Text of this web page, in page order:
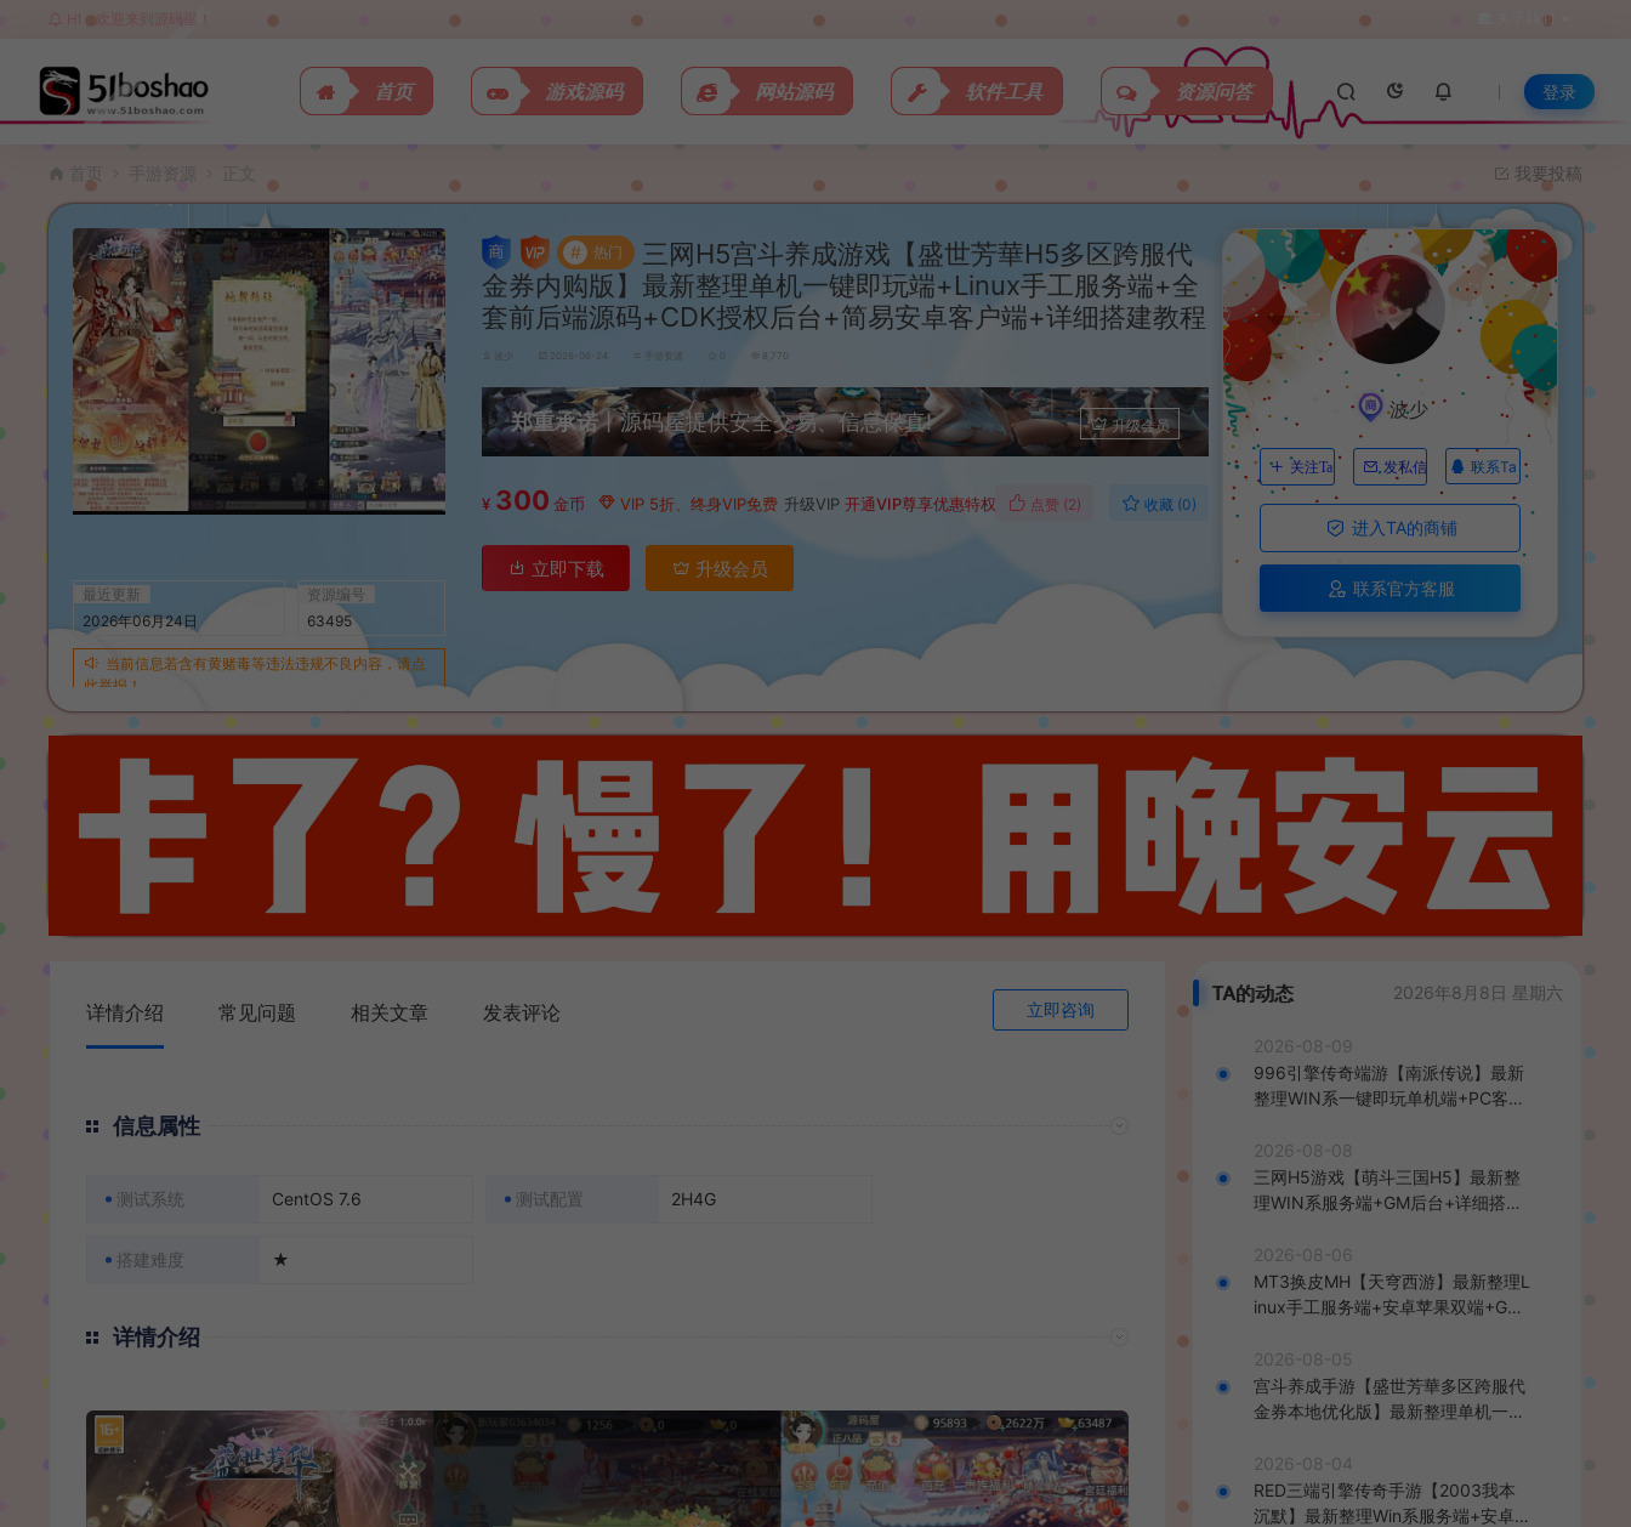
HI，欢迎来到源码屋！ 关于我们
首页 游戏源码 网站源码 软件工具 资源问答 登录
首页 手游资源 正文 我要投稿
最近更新
2026年06月24日
资源编号
63495
当前信息若含有黄赌毒等违法违规不良内容，请点
此举报！
# 热门
三网H5宫斗养成游戏【盛世芳華H5多区跨服代
金券内购版】最新整理单机一键即玩端+Linux手工服务端+全
套前后端源码+CDK授权后台+简易安卓客户端+详细搭建教程
波少 2026-06-24 手游资源 0 8,770
郑重承诺丨源码屋提供安全交易、信息保真! 升级会员
¥ 300 金币 VIP 5折、终身VIP免费 升级VIP 开通VIP尊享优惠特权 点赞 (2) 收藏 (0)
立即下载 升级会员
波少
关注Ta 发私信 联系Ta
进入TA的商铺
联系官方客服
详情介绍 常见问题 相关文章 发表评论 立即咨询
信息属性
测试系统 CentOS 7.6 测试配置 2H4G
搭建难度 ★
详情介绍
TA的动态 2026年8月8日 星期六
2026-08-09
996引擎传奇端游【南派传说】最新
整理WIN系一键即玩单机端+PC客户
2026-08-08
三网H5游戏【萌斗三国H5】最新整
理WIN系服务端+GM后台+详细搭建
2026-08-06
MT3换皮MH【天穹西游】最新整理L
inux手工服务端+安卓苹果双端+GM
教程
2026-08-05
宫斗养成手游【盛世芳華多区跨服代
金券本地优化版】最新整理单机一键
后台+安卓+详细搭建教程
2026-08-04
RED三端引擎传奇手游【2003我本
沉默】最新整理Win系服务端+安卓苹